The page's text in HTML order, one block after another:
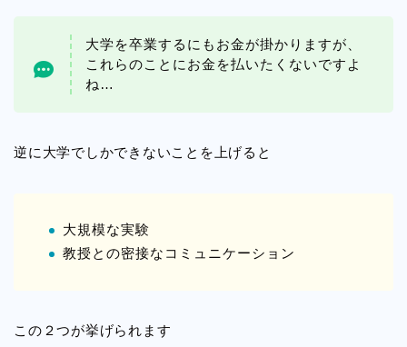
大学を卒業するにもお金が掛かりますが、
これらのことにお金を払いたくないですよ
ね…
逆に大学でしかできないことを上げると
大規模な実験
教授との密接なコミュニケーション
この２つが挙げられます